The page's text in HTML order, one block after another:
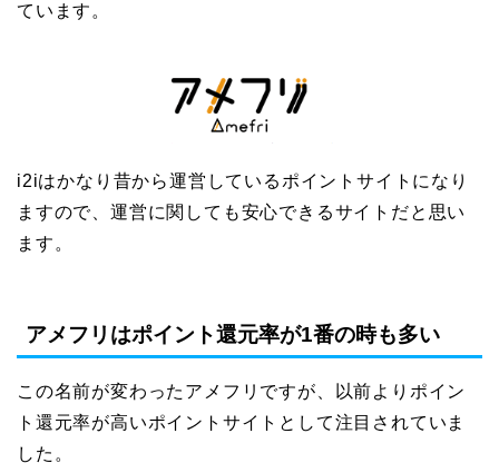
ています。
i2iはかなり昔から運営しているポイントサイトになり
ますので、運営に関しても安心できるサイトだと思い
ます。
アメフリはポイント還元率が1番の時も多い
この名前が変わったアメフリですが、以前よりポイン
ト還元率が高いポイントサイトとして注目されていま
した。